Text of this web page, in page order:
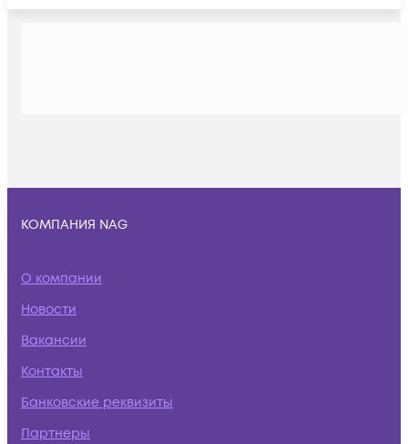
КОМПАНИЯ NAG
О компании
Новости
Вакансии
Контакты
Банковские реквизиты
Партнеры